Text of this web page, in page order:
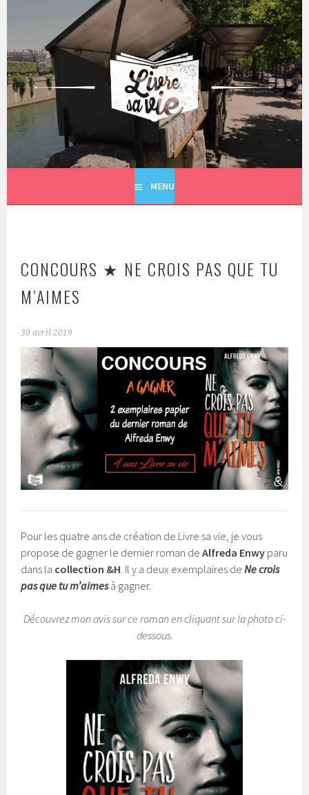
principal
LIVRE SA VIE
MENU
CONCOURS ★ NE CROIS PAS QUE TU
M’AIMES
30 avril 2019
Pour les quatre ans de création de Livre sa vie, je vous
propose de gagner le dernier roman deAlfreda Enwy paru
dans la collection &H . Il y a deux exemplaires deNe crois
pas que tu m’aimesà gagner.
Découvrez mon avis sur ce roman en cliquant sur la photo ci-
dessous.